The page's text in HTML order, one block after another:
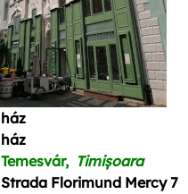
ház
ház
Temesvár, Timișoara
Strada Florimund Mercy 7